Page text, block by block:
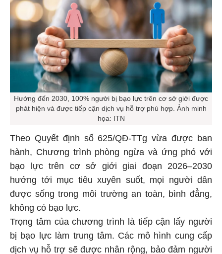
Hướng đến 2030, 100% người bị bạo lực trên cơ sở giới được
phát hiện và được tiếp cận dịch vụ hỗ trợ phù hợp. Ảnh minh
họa: ITN
Theo Quyết định số 625/QĐ-TTg vừa được ban
hành, Chương trình phòng ngừa và ứng phó với
bạo lực trên cơ sở giới giai đoạn 2026–2030
hướng tới mục tiêu xuyên suốt, mọi người dân
được sống trong môi trường an toàn, bình đẳng,
không có bạo lực.
Trọng tâm của chương trình là tiếp cận lấy người
bị bạo lực làm trung tâm. Các mô hình cung cấp
dịch vụ hỗ trợ sẽ được nhân rộng, bảo đảm người